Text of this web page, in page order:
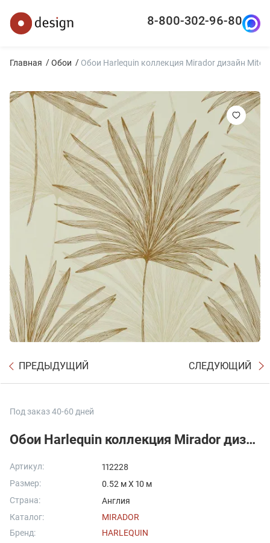
8-800-302-96-80
Главная Обои Обои Harlequin коллекция Mirador дизайн
ПРЕДЫДУЩИЙ СЛЕДУЮЩИЙ
Под заказ 40-60 дней
Обои Harlequin коллекция Mirador дизайн Mitende арт. 112228
Артикул:
112228
Размер:
0.52 м X 10 м
Страна:
Англия
Каталог:
MIRADOR
Бренд:
HARLEQUIN